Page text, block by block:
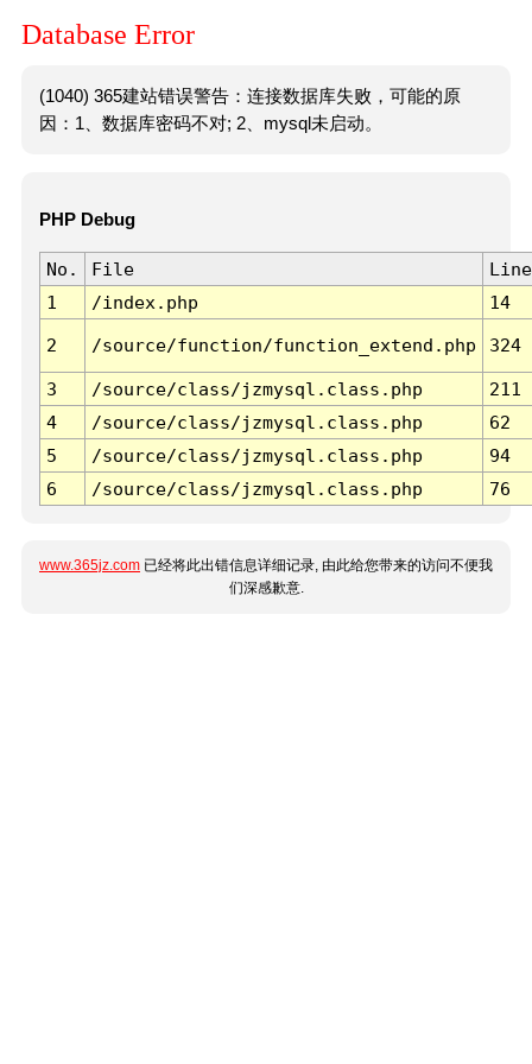
Database Error
(1040) 365建站错误警告：连接数据库失败，可能的原
因：1、数据库密码不对; 2、mysql未启动。
PHP Debug
No. File
Line
1
/index.php 14
2 /source/function/function_extend.php 324
3 /source/class/jzmysql.class.php
211
4
/source/class/jzmysql.class.php
62
5
/source/class/jzmysql.class.php
94
6
/source/class/jzmysql.class.php 76
www.365jz.com 已经将此出错信息详细记录, 由此给您带来的访问不便我
们深感歉意.